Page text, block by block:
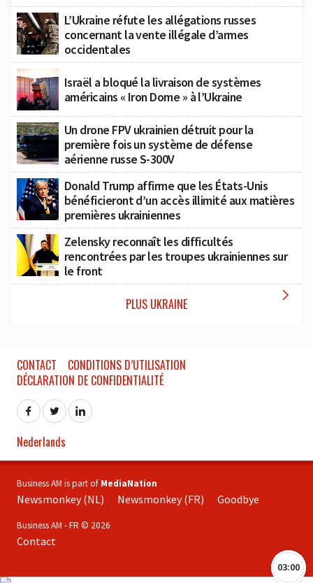
L’Ukraine réfute les allégations russes
concernant la vente illégale d’armes
occidentales
Israël a bloqué la livraison de systèmes
américains « Iron Dome » à l’Ukraine
Un drone FPV ukrainien détruit pour la
première fois un système de défense
aérienne russe S-300V
Donald Trump affirme que les États-Unis
bénéficieront d’un accès illimité aux matières
premières ukrainiennes
Zelensky reconnaît les difficultés
rencontrées par les troupes ukrainiennes sur
le front
PLUS UKRAINE 
03:00
CONTACT
CONDITIONS D’UTILISATION
DÉCLARATION DE CONFIDENTIALITÉ
Nederlands
Business AM is part of MediaNation
Newsmonkey (NL) Newsmonkey (FR) Goodbye
Business AM - FR © 2026
Contact